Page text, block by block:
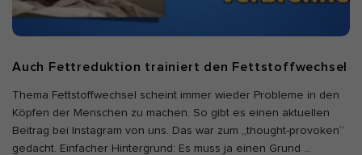
Auch Fettreduktion trainiert den Fettstoffwechsel
Thema Fettstoffwechsel scheint immer wieder Probleme in den
Köpfen der Menschen zu machen. So gibt es einen aktuellen
Beitrag bei Instagram von uns. Das war zum „thought-provoken“
gedacht. Einfacher Hintergrund: Es muss ja einen Grund